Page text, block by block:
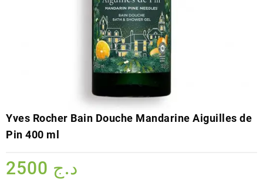
Yves Rocher Bain Douche Mandarine Aiguilles de
Pin 400 ml
د.ج